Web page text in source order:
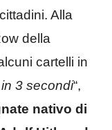
Alla
della
cartelli in
3 secondi“,
nativo di